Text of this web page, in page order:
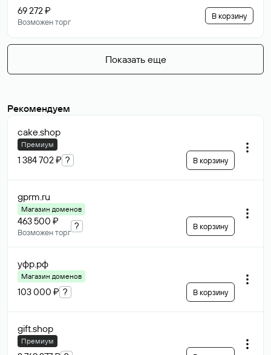
69 272 ₽
Возможен торг
В корзину
Показать еще
Рекомендуем
cake.shop
Премиум
1 384 702 ₽ ? В корзину
gprm.ru
Магазин доменов
463 500 ₽
Возможен торг
? В корзину
уфр.рф
Магазин доменов
103 000 ₽ ? В корзину
gift.shop
Премиум